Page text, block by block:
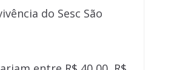
do Sesc São